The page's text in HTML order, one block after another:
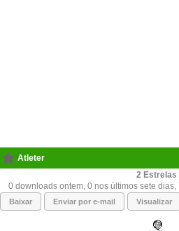
Atleter
2
0 downloads ontem, 0 nos últimos sete
Baixar Enviar por e-mail Visualizar